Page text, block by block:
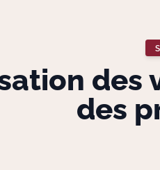
des
des